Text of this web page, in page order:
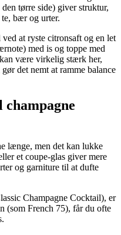
tørre side) giver struktur,
bær og urter.
at ryste citronsaft og en let
med is og toppe med
kan være virkelig stærk her,
det nemt at ramme balance
længe, men det kan lukke
et coupe-glas giver mere
og garniture til at dufte
Champagne Cocktail), er
(som French 75), får du ofte